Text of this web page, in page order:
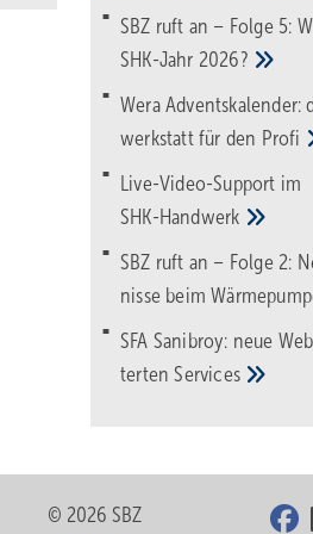
SBZ ruft an – Folge 5:
SHK-Jahr 2026?
Wera Adventskalender:
werk­statt für den Pro­fi
Live-Video-Support im
SHK-Handwerk
SBZ ruft an – Folge 2:
nisse beim
SFA Sanibroy: neue
tertenServices
© 2026 SBZ